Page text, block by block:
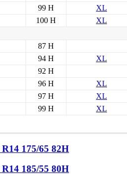
99 H
XL
100 H
XL
87 H
94 H
XL
92 H
96 H
XL
97 H
XL
99 H XL
R14 175/65 82H
R14 185/55 80H